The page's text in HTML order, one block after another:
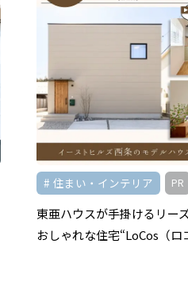
住まい・インテリア PR
東亜ハウスが手掛けるリー
おしゃれな住宅“LoCos（